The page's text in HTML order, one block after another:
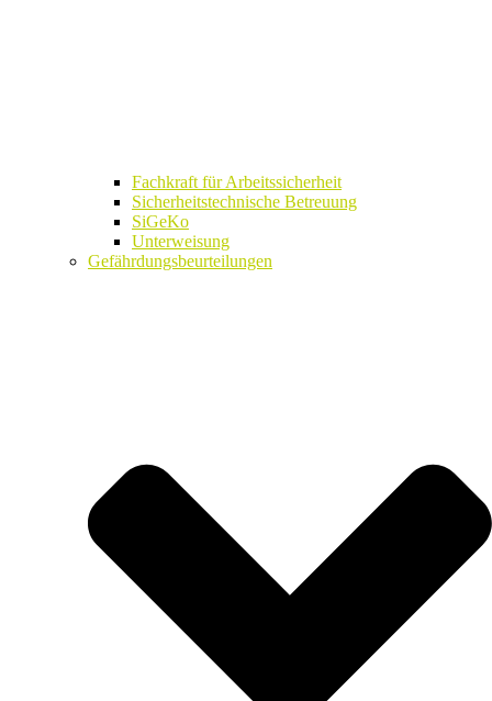
Fachkraft für Arbeitssicherheit
Sicherheitstechnische Betreuung
SiGeKo
Unterweisung
Gefährdungsbeurteilungen